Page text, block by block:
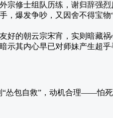
宗修士组队历练，谢归辞强烈
，爆发争吵，又因舍不得宝物
好的朝云宗宋宵，实则暗藏祸
示其内心早已对师妹产生超乎
“怂包自救”，动机合理——怕